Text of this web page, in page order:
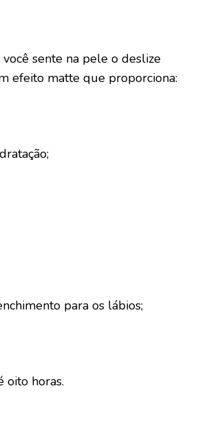
sente na pele o deslize
efeito matte que proporciona:
para os lábios;
oito horas.